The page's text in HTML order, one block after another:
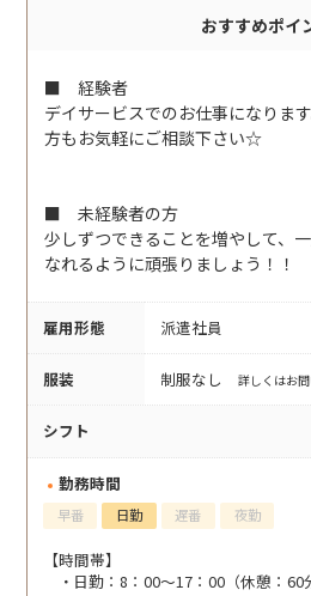
おすすめポイ
■ 経験者
デイサービスでのお仕事になりま
方もお気軽にご相談下さい☆
■ 未経験者の方
少しずつできることを増やして、
なれるように頑張りましょう！！
雇用形態 派遣社員
服装 制服なし 詳しくはお
シフト
勤務時間
早番 日勤 遅番 夜勤
【時間帯】
日勤：8：00～17：00（休憩：60